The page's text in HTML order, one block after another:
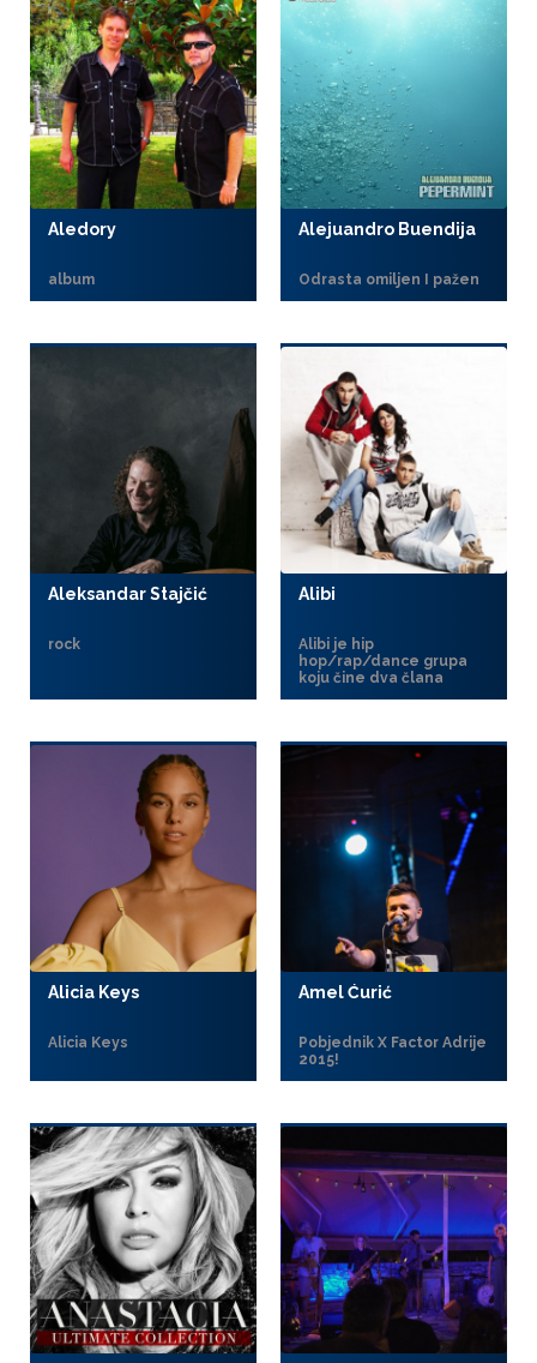
Aledory
album
Alejuandro Buendija
Odrasta omiljen I pažen
Aleksandar Stajčić
rock
Alibi
Alibi je hip
hop/rap/dance grupa
koju čine dva člana
Alicia Keys
Alicia Keys
Amel Ćurić
Pobjednik X Factor Adrije
2015!